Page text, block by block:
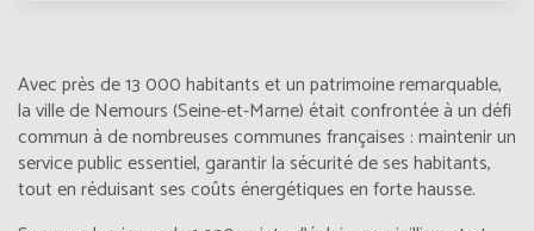
Avec près de 13 000 habitants et un patrimoine remarquable,
la ville de Nemours (Seine-et-Marne) était confrontée à un défi
commun à de nombreuses communes françaises : maintenir un
service public essentiel, garantir la sécurité de ses habitants,
tout en réduisant ses coûts énergétiques en forte hausse.